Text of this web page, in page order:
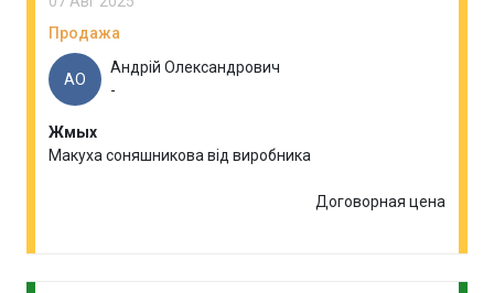
Продажа
АО
Андрій Олександрович
-
Жмых
Макуха соняшникова від виробника
Договорная цена